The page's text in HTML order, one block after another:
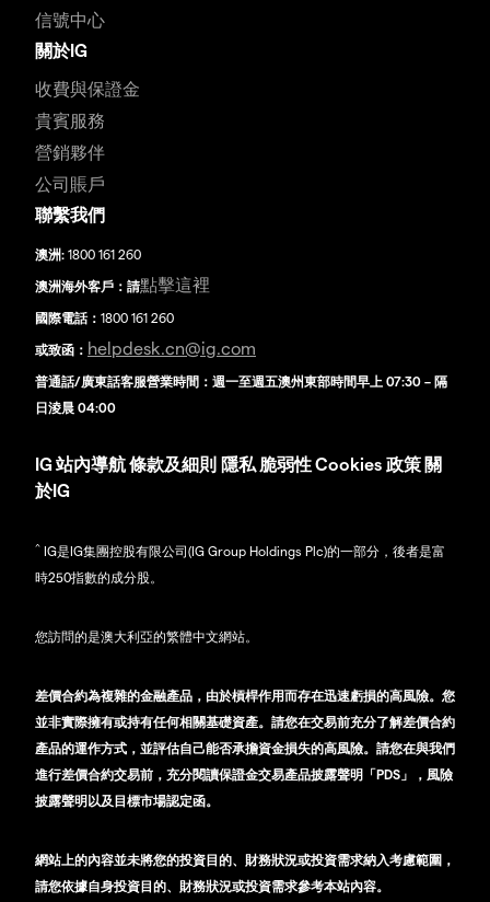
信號中心
關於IG
收費與保證金
貴賓服務
營銷夥伴
公司賬戶
聯繫我們
澳洲: 1800 161 260
澳洲海外客戶：請點擊這裡
國際電話： 1800 161 260
或致函： helpdesk.cn@ig.com
普通話/廣東話客服營業時間：週一至週五澳州東部時間早上 07:30 – 隔
日淩晨 04:00
IG 站內導航條款及細則 隱私 脆弱性Cookies 政策 關
於IG
^ IG是IG集團控股有限公司(IG Group Holdings Plc)的一部分，後者是富
時250指數的成分股。
您訪問的是澳大利亞的繁體中文網站。
差價合約為複雜的金融產品，由於槓桿作用而存在迅速虧損的高風險。您
並非實際擁有或持有任何相關基礎資產。請您在交易前充分了解差價合約
產品的運作方式，並評估自己能否承擔資金損失的高風險。請您在與我們
進行差價合約交易前，充分閱讀保證金交易產品披露聲明「PDS」，風險
披露聲明以及目標市場認定函。
網站上的內容並未將您的投資目的、財務狀況或投資需求納入考慮範圍，
請您依據自身投資目的、財務狀況或投資需求參考本站內容。